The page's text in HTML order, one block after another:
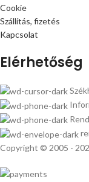
Cookie
Szállítás, fizetés
Kapcsolat
Elérhetőség
Copyright © 2005 -